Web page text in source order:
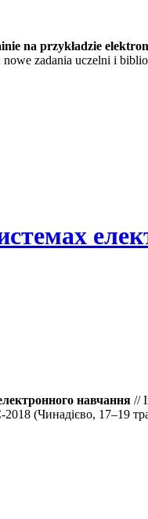
na przykładzie
zadania uczelni i
навчання //
2018 (Чинадієво, 17–19